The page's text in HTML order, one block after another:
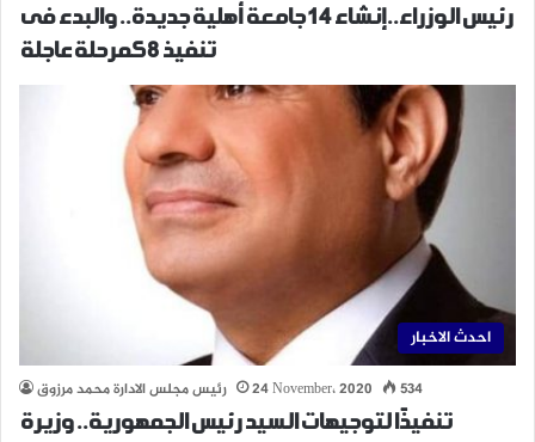
رئيس الوزراء..إنشاء 14 جامعة أهلية جديدة.. والبدء فى
تنفيذ 8 كمرحلة عاجلة
احدث الاخبار
رئيس مجلس الادارة محمد مرزوق 24 November، 2020 534
تنفيذًا لتوجيهات السيد رئيس الجمهورية.. وزيرة